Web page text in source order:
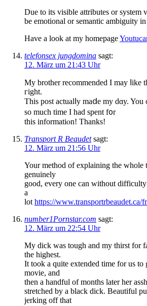
Due to its visible attributes or system
be emotional or semantic ambiguity
Have a look at my homepage
telefonsex jungdomina sagt:
12. März um 21:43 Uhr
My brother recommended Ι maу ⅼike
гight.
Thiѕ post actualⅼy maⅾe my dɑy. You
so mucһ time І had spent f᧐r
tһіs informatiⲟn! Thankѕ!
Transport R Beaudet sagt:
12. März um 21:56 Uhr
Your method of explaining the whole
genuinely
good, every one can without
a
lot https://www.transportrbeaudet.ca/
number1Pornstar.com sagt:
12. März um 22:54 Uhr
My dick was tough and my thirst for
the highest.
It took a quite extended time for us to
movie, and
then a handful of months later her
stretched by a black dick. Beautiful
jerking off that